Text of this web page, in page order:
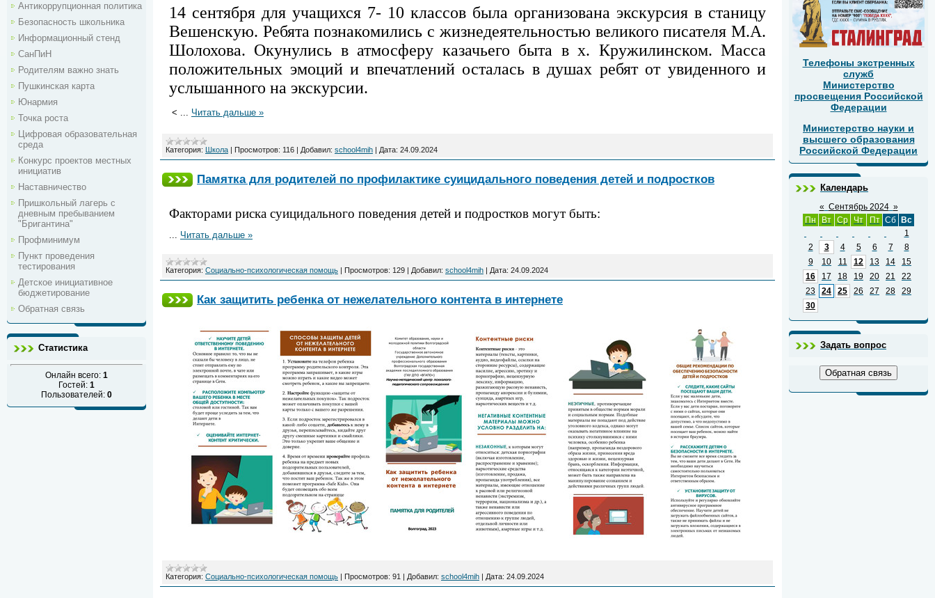
Антикоррупционная политика
Безопасность школьника
Информационный стенд
СанПиН
Родителям важно знать
Пушкинская карта
Юнармия
Точка роста
Цифровая образовательная
среда
Конкурс проектов местных
инициатив
Наставничество
Пришкольный лагерь с
дневным пребыванием
"Бригантина"
Профминимум
Пункт проведения
тестирования
Детское инициативное
бюджетирование
Обратная связь
Статистика
Онлайн всего: 1
Гостей: 1
Пользователей: 0
14 сентября для учащихся 7- 10 классов была организована экскурсия в станицу
Вешенскую. Ребята познакомились с жизнедеятельностью великого писателя М.А.
Шолохова. Окунулись в атмосферу казачьего быта в х. Кружилинском. Масса
положительных эмоций и впечатлений осталась в душах ребят от увиденного и
услышанного на экскурсии.
< Читать дальше »
Категория: Школа | Просмотров: 116 | Добавил: school4mih | Дата: 24.09.2024
Памятка для родителей по профилактике суицидального поведения детей и подростков
Факторами риска суицидального поведения детей и подростков могут быть:
... Читать дальше »
Категория: Социально-психологическая помощь | Просмотров: 129 | Добавил: school4mih | Дата: 24.09.2024
Как защитить ребенка от нежелательного контента в интернете
Категория: Социально-психологическая помощь | Просмотров: 91 | Добавил: school4mih | Дата: 24.09.2024
Телефоны экстренных
служб
Министерство
просвещения Российской
Федерации
Министерство науки и
высшего образования
Российской Федерации
Календарь
« Сентябрь 2024 »
Пн
Вт Ср Чт Пт Сб
Вс
1
2
3 4 5 6 7
8
9
10 11 12 13 14
15
16
17 18 19 20 21
22
23
24 25 26 27 28
29
30
Задать вопрос
Обратная связь